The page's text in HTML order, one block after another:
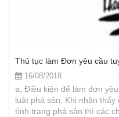
Thủ tục làm Đơn yêu cầu
16/08/2018
a, Điều kiện để làm đơn
luật phá sản: Khi nhận
tình trạng phá sản thì các